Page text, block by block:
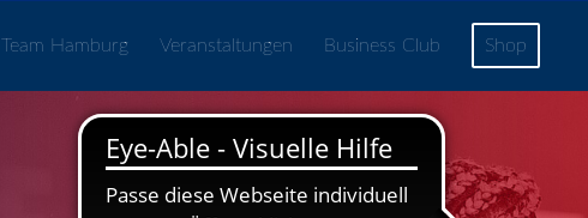
Team Hamburg Veranstaltungen Business Club Shop